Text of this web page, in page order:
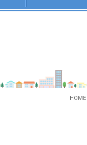
HOME